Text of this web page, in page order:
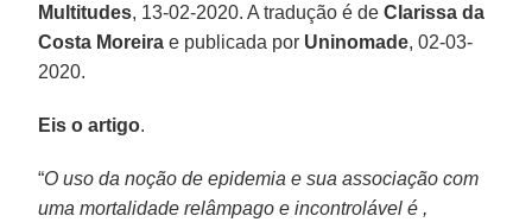
Multitudes, 13-02-2020. A tradução é deClarissa da
Costa Moreira e publicada por Uninomade, 02-03-
2020.
Eis o artigo.
“O uso da noção de epidemia e sua associação com
uma mortalidade relâmpago e incontrolável é ,